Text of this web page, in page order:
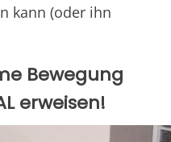
kann (oder ihn
Bewegung
erweisen!